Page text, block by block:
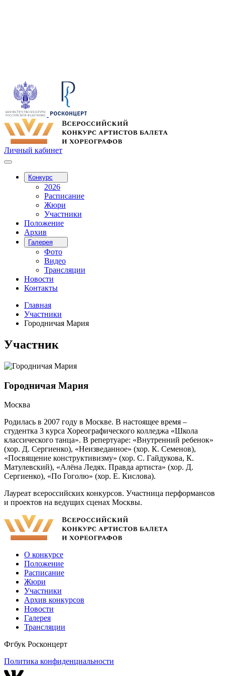
Личный кабинет
Конкурс
2026
Расписание
Жюри
Участники
Положение
Архив
Галерея
Фото
Видео
Трансляции
Новости
Контакты
Главная
Участники
Городничая Мария
Участник
Городничая Мария
Москва
Родилась в 2007 году в Москве. В настоящее время –
студентка 3 курса Хореографического колледжа «Школа
классического танца». В репертуаре: «Внутренний ребенок»
(хор. Д. Сергиенко), «Неизведанное» (хор. К. Семенов),
«Посвящение конструктивизму» (хор. С. Гайдукова, К.
Матулевский), «Алёна Ледях. Правда артиста» (хор. Д.
Сергиенко), «По Гоголю» (хор. Е. Кислова).
Лауреат всероссийских конкурсов. Участница перформансов
и проектов на ведущих сценах Москвы.
О конкурсе
Положение
Расписание
Жюри
Участники
Архив конкурсов
Новости
Галерея
Трансляции
Фгбук Росконцерт
Политика конфиденциальности